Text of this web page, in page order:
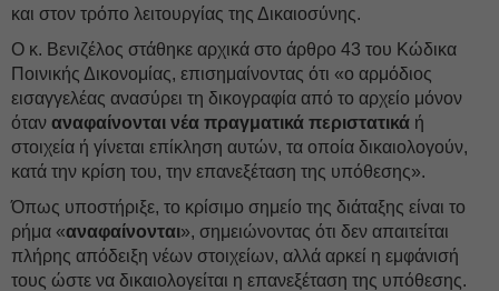
και στον τρόπο λειτουργίας της Δικαιοσύνης.
Ο κ. Βενιζέλος στάθηκε αρχικά στο άρθρο 43 του Κώδικα
Ποινικής Δικονομίας, επισημαίνοντας ότι «ο αρμόδιος
εισαγγελέας ανασύρει τη δικογραφία από το αρχείο μόνον
όταν αναφαίνονται νέα πραγματικά περιστατικά ή
στοιχεία ή γίνεται επίκληση αυτών, τα οποία δικαιολογούν,
κατά την κρίση του, την επανεξέταση της υπόθεσης».
Όπως υποστήριξε, το κρίσιμο σημείο της διάταξης είναι το
ρήμα «αναφαίνονται», σημειώνοντας ότι δεν απαιτείται
πλήρης απόδειξη νέων στοιχείων, αλλά αρκεί η εμφάνισή
τους ώστε να δικαιολογείται η επανεξέταση της υπόθεσης.